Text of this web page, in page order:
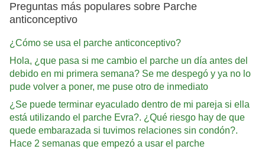
Preguntas más populares sobre Parche
anticonceptivo
¿Cómo se usa el parche anticonceptivo?
Hola, ¿que pasa si me cambio el parche un día antes del
debido en mi primera semana? Se me despegó y ya no lo
pude volver a poner, me puse otro de inmediato
¿Se puede terminar eyaculado dentro de mi pareja si ella
está utilizando el parche Evra?. ¿Qué riesgo hay de que
quede embarazada si tuvimos relaciones sin condón?.
Hace 2 semanas que empezó a usar el parche